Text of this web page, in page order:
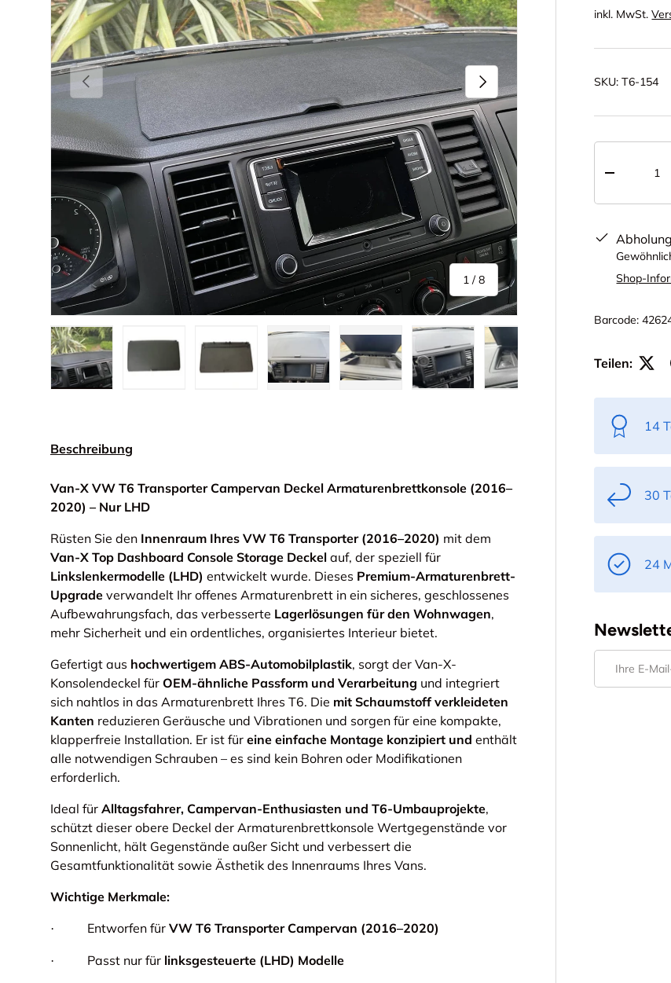
Vorherige
1 /von
8
Nächste
Bild 6 in Galerieansicht laden
Bild 7 in Galerieansicht
Bild 8 in
inkl. MwSt.
SKU: T6-154
-
Shop-
Barcode:
Teilen:
14
30
24
Beschreibung
Van-X VW T6 Transporter Campervan Deckel Armaturenbrettkonsole (2016–
2020) – Nur LHD
Rüsten Sie den Innenraum Ihres VW T6 Transporter (2016–2020) mit dem
Van-X Top Dashboard Console Storage Deckel auf, der speziell für
Linkslenkermodelle (LHD) entwickelt wurde. Dieses Premium-Armaturenbrett-
Upgrade verwandelt Ihr offenes Armaturenbrett in ein sicheres, geschlossenes
Aufbewahrungsfach, das verbesserte Lagerlösungen für den Wohnwagen,
mehr Sicherheit und ein ordentliches, organisiertes Interieur bietet.
Gefertigt aus hochwertigem ABS-Automobilplastik, sorgt der Van-X-
Konsolendeckel für OEM-ähnliche Passform und Verarbeitung und integriert
sich nahtlos in das Armaturenbrett Ihres T6. Die mit Schaumstoff verkleideten
Kanten reduzieren Geräusche und Vibrationen und sorgen für eine kompakte,
klapperfreie Installation. Er ist für eine einfache Montage konzipiert und enthält
alle notwendigen Schrauben – es sind kein Bohren oder Modifikationen
erforderlich.
Ideal für Alltagsfahrer, Campervan-Enthusiasten und T6-Umbauprojekte,
schützt dieser obere Deckel der Armaturenbrettkonsole Wertgegenstände vor
Sonnenlicht, hält Gegenstände außer Sicht und verbessert die
Gesamtfunktionalität sowie Ästhetik des Innenraums Ihres Vans.
Wichtige Merkmale:
· Entworfen für VW T6 Transporter Campervan (2016–2020)
· Passt nur für linksgesteuerte (LHD) Modelle